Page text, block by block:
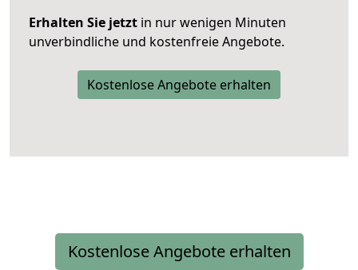
Erhalten Sie jetzt in nur wenigen Minuten
unverbindliche und kostenfreie Angebote.
Kostenlose Angebote erhalten
Kostenlose Angebote erhalten